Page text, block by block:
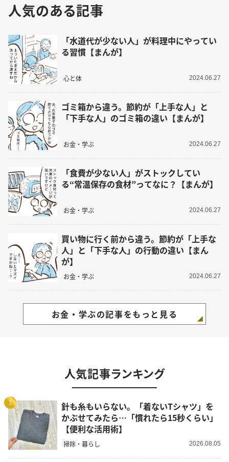
人気のある記事
「水道代が少ない人」が料理中にやってい
る習慣【まんが】
心と体 2024.06.27
ゴミ箱から違う。節約が「上手な人」と
「下手な人」のゴミ箱の違い【まんが】
お金・学ぶ 2024.06.27
「食費が少ない人」がストックしてい
る“常温保存の食材”ってなに？【まんが】
お金・学ぶ 2024.06.27
買い物に行く前から違う。節約が「上手な
人」と「下手な人」の行動の違い【まん
が】
お金・学ぶ 2024.06.27
お金・学ぶの記事をもっと見る
人気記事ランキング
1
針も糸もいらない。「着ないTシャツ」を
かぶせてみたら…「慣れたら15秒くらい」
【便利な活用術】
掃除・暮らし 2026.08.05